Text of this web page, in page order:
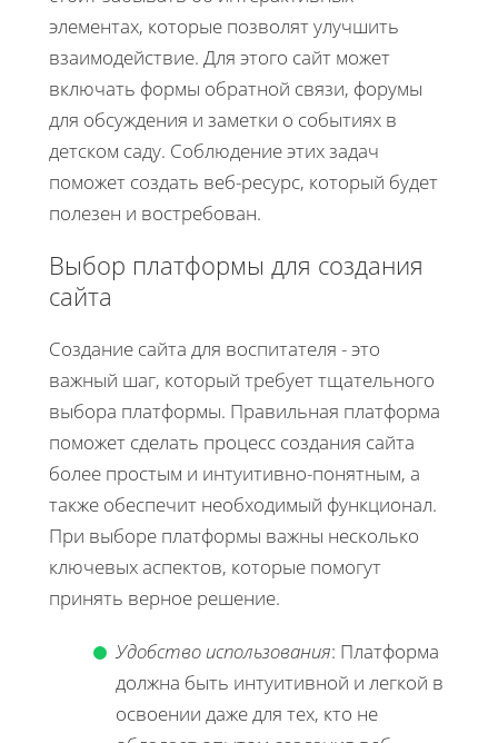
элементах, которые позволят улучшить
взаимодействие. Для этого сайт может
включать формы обратной связи, форумы
для обсуждения и заметки о событиях в
детском саду. Соблюдение этих задач
поможет создать веб-ресурс, который будет
полезен и востребован.
Выбор платформы для создания
сайта
Создание сайта для воспитателя - это
важный шаг, который требует тщательного
выбора платформы. Правильная платформа
поможет сделать процесс создания сайта
более простым и интуитивно-понятным, а
также обеспечит необходимый функционал.
При выборе платформы важны несколько
ключевых аспектов, которые помогут
принять верное решение.
Удобство использования: Платформа
должна быть интуитивной и легкой в
освоении даже для тех, кто не